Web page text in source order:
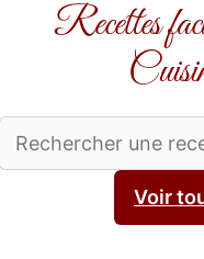
Recettes
Voir